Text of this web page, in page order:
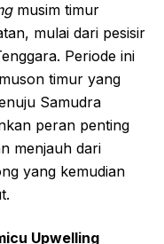
musim timur
mulai dari pesisir
Periode ini
timur yang
Samudra
peran penting
menjauh dari
yang kemudian
Upwelling